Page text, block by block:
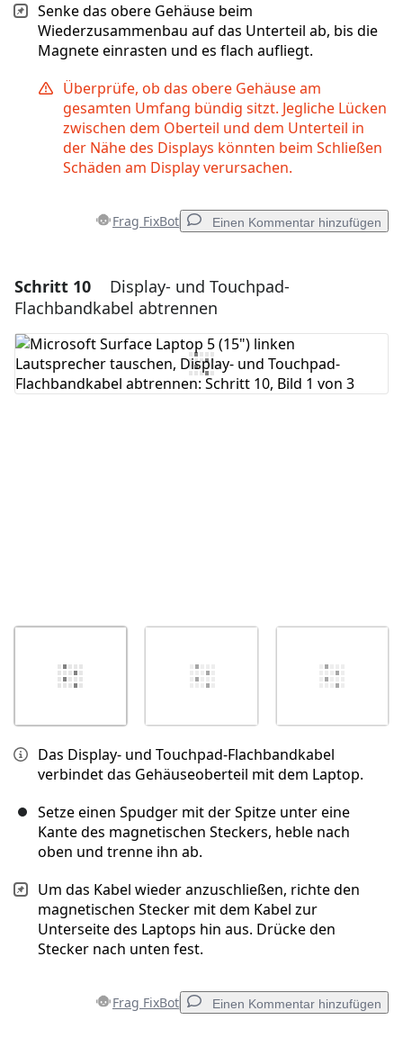
Senke das obere Gehäuse beim
Wiederzusammenbau auf das Unterteil ab, bis die
Magnete einrasten und es flach aufliegt.
Überprüfe, ob das obere Gehäuse am
gesamten Umfang bündig sitzt. Jegliche Lücken
zwischen dem Oberteil und dem Unterteil in
der Nähe des Displays könnten beim Schließen
Schäden am Display verursachen.
Frag FixBot Einen Kommentar hinzufügen
Einen Kommentar hinzufügen
Kommentar hinzufügen
Schritt 10
Display- und Touchpad-
Flachbandkabel abtrennen
Das Display- und Touchpad-Flachbandkabel
verbindet das Gehäuseoberteil mit dem Laptop.
Setze einen Spudger mit der Spitze unter eine
Kante des magnetischen Steckers, heble nach
oben und trenne ihn ab.
Um das Kabel wieder anzuschließen, richte den
magnetischen Stecker mit dem Kabel zur
Unterseite des Laptops hin aus. Drücke den
Stecker nach unten fest.
Frag FixBot Einen Kommentar hinzufügen